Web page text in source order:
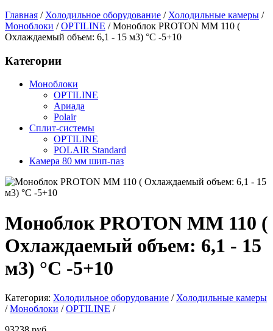
Главная / Холодильное оборудование / Холодильные камеры /
Моноблоки / OPTILINE / Моноблок PROTON MM 110 (
Охлаждаемый объем: 6,1 - 15 м3) °С -5+10
Категории
Моноблоки
OPTILINE
Ариада
Polair
Сплит-системы
OPTILINE
POLAIR Standard
Камера 80 мм шип-паз
Моноблок PROTON MM 110 (
Охлаждаемый объем: 6,1 - 15
м3) °С -5+10
Категория: Холодильное оборудование / Холодильные камеры
/ Моноблоки / OPTILINE /